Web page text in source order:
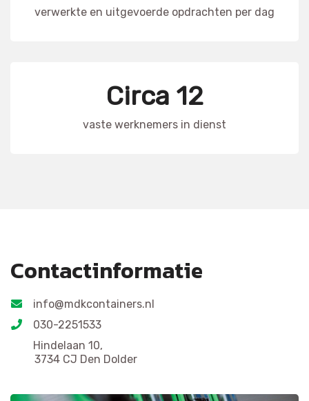
verwerkte en uitgevoerde opdrachten per dag
Circa 12
vaste werknemers in dienst
Contactinformatie
info@mdkcontainers.nl
030-2251533
Hindelaan 10,
3734 CJ Den Dolder